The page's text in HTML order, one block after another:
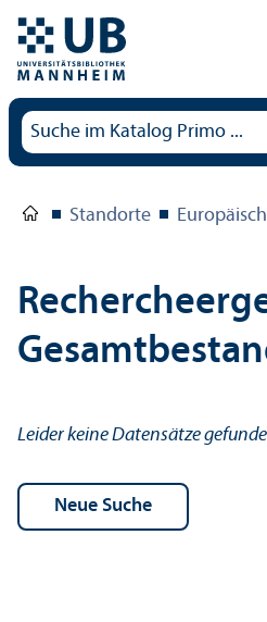
Standorte
Leider keine Datensätze